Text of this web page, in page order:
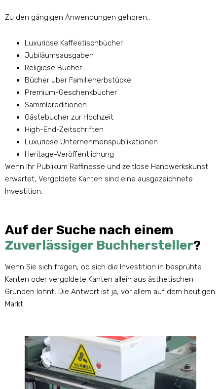
Zu den gängigen Anwendungen gehören::
Luxuriöse Kaffeetischbücher
Jubiläumsausgaben
Religiöse Bücher
Bücher über Familienerbstücke
Premium-Geschenkbücher
Sammlereditionen
Gästebücher zur Hochzeit
High-End-Zeitschriften
Luxuriöse Unternehmenspublikationen
Heritage-Veröffentlichung
Wenn Ihr Publikum Raffinesse und zeitlose Handwerkskunst
erwartet, Vergoldete Kanten sind eine ausgezeichnete
Investition.
Auf der Suche nach einem
Zuverlässiger Buchhersteller?
Wenn Sie sich fragen, ob sich die Investition in besprühte
Kanten oder vergoldete Kanten allein aus ästhetischen
Gründen lohnt, Die Antwort ist ja, vor allem auf dem heutigen
Markt.